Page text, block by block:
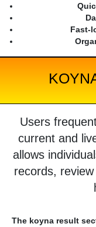
Fast-
Users
current and
allows
records,
The koyna result